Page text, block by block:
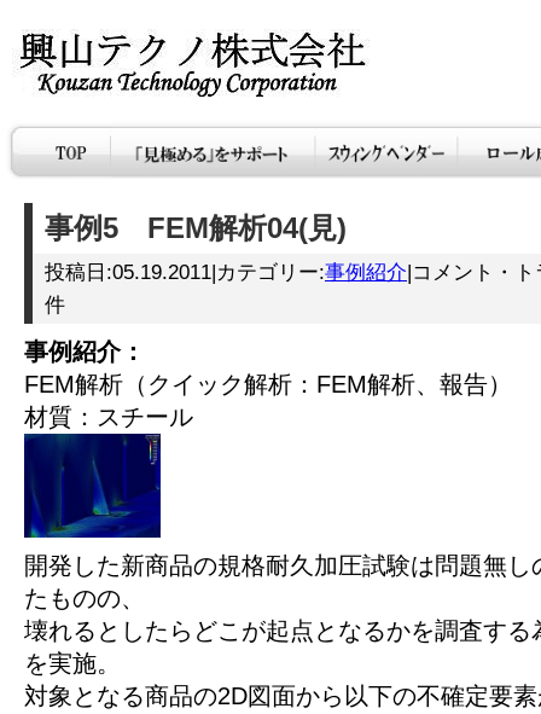
事例5 FEM解析04(見)
投稿日:05.19.2011|カテゴリー:事例紹介|コメント・
件
事例紹介：
FEM解析（クイック解析：FEM解析、報告）
材質：スチール
開発した新商品の規格耐久加圧試験は問題無し
たものの、
壊れるとしたらどこが起点となるかを調査する
を実施。
対象となる商品の2D図面から以下の不確定要